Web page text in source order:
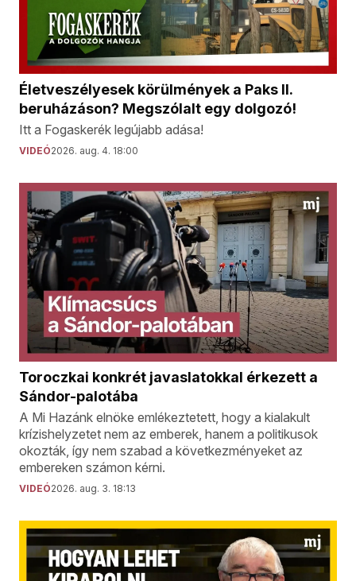
Életveszélyesek körülmények a Paks II.
beruházáson? Megszólalt egy dolgozó!
Itt a Fogaskerék legújabb adása!
VIDEÓ2026. aug. 4. 18:00
Toroczkai konkrét javaslatokkal érkezett a
Sándor-palotába
A Mi Hazánk elnöke emlékeztetett, hogy a kialakult
krízishelyzetet nem az emberek, hanem a politikusok
okozták, így nem szabad a következményeket az
embereken számon kérni.
VIDEÓ2026. aug. 3. 18:13